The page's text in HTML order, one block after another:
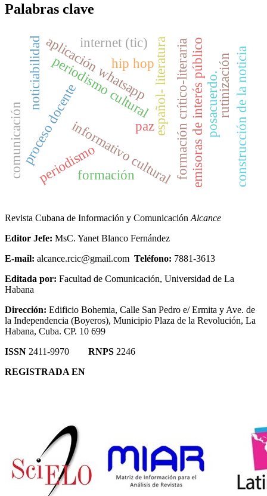
Palabras clave
formación crítico-literaria
español- literatura
periodismo cultural
informativo cultural
periodismo
aplicación whatsapp
proceso docente emisoras de interés público
paz posacuerdo.rutinización
noticiabilidad construcción de la noticia
formación
comunicación
internet (tic)
hip hop
Revista Cubana de Información y Comunicación Alcance
Editor Jefe: MsC. Yanet Blanco Fernández
E-mail: alcance.rcic@gmail.com Teléfono: 7881-3613
Editada por: Facultad de Comunicación, Universidad de La
Habana
Dirección: Edificio Bohemia, Calle San Pedro e/ Ermita y Ave. de
la Independencia (Boyeros), Municipio Plaza de la Revolución, La
Habana, Cuba. CP. 10 699
ISSN 2411-9970 RNPS 2246
REGISTRADA EN